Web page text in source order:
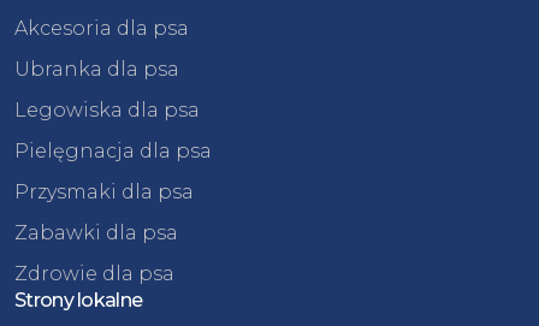
Akcesoria dla psa
Ubranka dla psa
Legowiska dla psa
Pielęgnacja dla psa
Przysmaki dla psa
Zabawki dla psa
Zdrowie dla psa
Strony lokalne